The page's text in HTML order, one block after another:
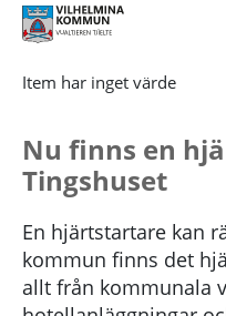
Item har inget värde
Nu finns en
Tingshuset
En hjärtstartare kan
kommun finns det
allt från kommunala